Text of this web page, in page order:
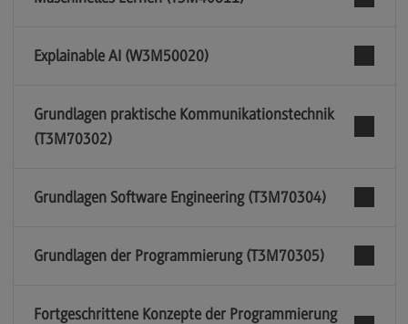
Explainable AI (W3M50020)
Grundlagen praktische Kommunikationstechnik
(T3M70302)
Grundlagen Software Engineering (T3M70304)
Grundlagen der Programmierung (T3M70305)
Fortgeschrittene Konzepte der Programmierung